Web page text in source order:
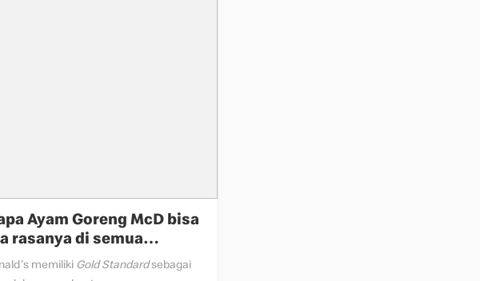
Ayam Goreng McD bisa
rasanya di semua
memiliki Gold Standardsebagai